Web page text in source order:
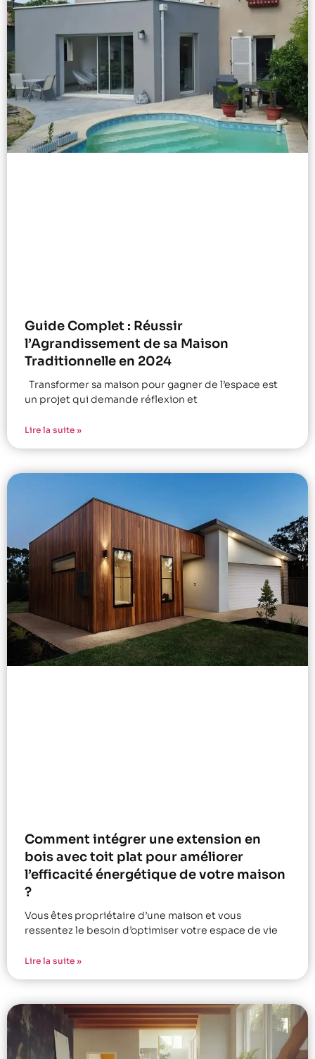
Guide Complet : Réussir
l’Agrandissement de sa Maison
Traditionnelle en 2024
Transformer sa maison pour gagner de l’espace est
un projet qui demande réflexion et
Lire la suite »
Comment intégrer une extension en
bois avec toit plat pour améliorer
l’efficacité énergétique de votre maison
?
Vous êtes propriétaire d’une maison et vous
ressentez le besoin d’optimiser votre espace de vie
Lire la suite »